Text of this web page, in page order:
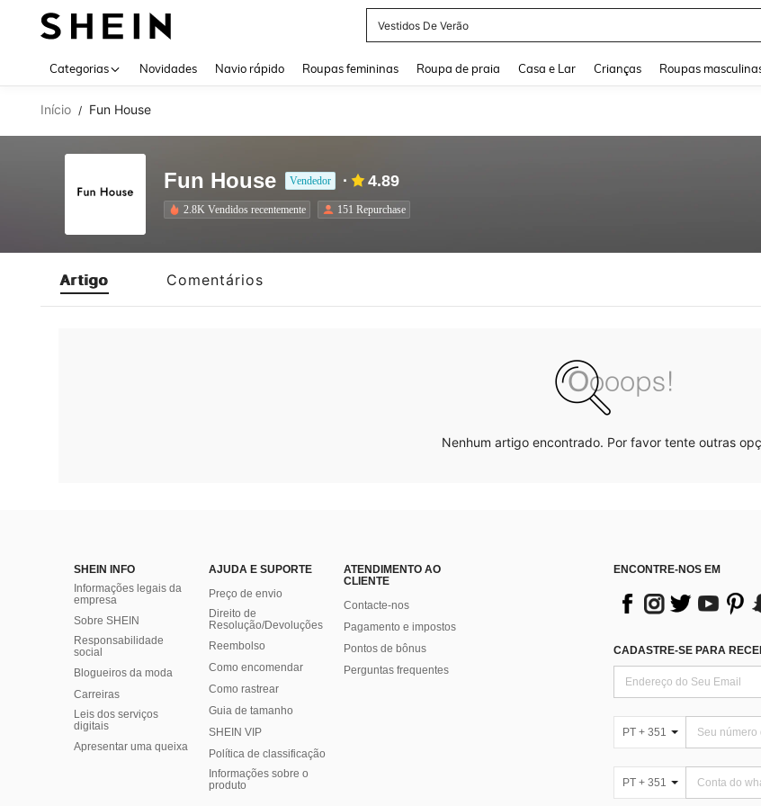
Vestidos De Verão
Categorias Novidades Navio rápido Roupas femininas Roupa de praia Casa e Lar Crianças Roupas
Início / Fun House
Fun House Vendedor 4.89
2.8K Vendidos recentemente 151 Repurchase
Artigo Comentários
Nenhum artigo encontrado. Por favor tente outras
SHEIN INFO
Informações legais da
empresa
Sobre SHEIN
Responsabilidade
social
Blogueiros da moda
Carreiras
Leis dos serviços
digitais
Apresentar uma queixa
AJUDA E SUPORTE
Preço de envio
Direito de
Resolução/Devoluções
Reembolso
Como encomendar
Como rastrear
Guia de tamanho
SHEIN VIP
Política de classificação
​Informações sobre o
produto
ATENDIMENTO AO
CLIENTE
Contacte-nos
Pagamento e impostos
Pontos de bônus
Perguntas frequentes
ENCONTRE-NOS EM
CADASTRE-SE PARA
PT + 351
PT + 351